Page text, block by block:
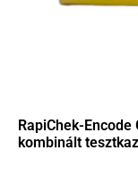
RapiChek-
kombinált